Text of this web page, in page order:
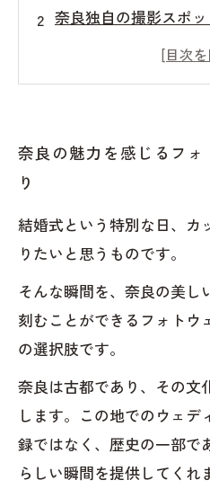
奈良独自の撮影スポ
実際のカップルの体
思い出の写真を最高
奈良の魅力を感じるフ
り
結婚式という特別な日、カ
りたいと思うものです。
そんな瞬間を、奈良の美し
刻むことができるフォトウ
の選択肢です。
奈良は古都であり、その文
します。この地でのウェ
録ではなく、歴史の一部で
らしい瞬間を提供してくれ